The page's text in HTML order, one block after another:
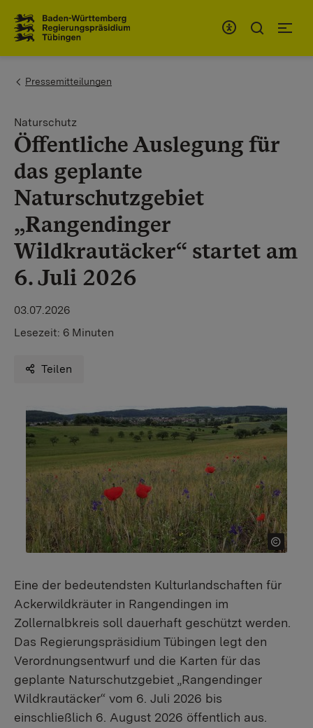
You are here:
Pressemitteilungen
Naturschutz
Öffentliche Auslegung für
das geplante
Naturschutzgebiet
„Rangendinger
Wildkrautäcker“ startet am
6. Juli 2026
03.07.2026
Lesezeit: 6 Minuten
Teilen
Eine der bedeutendsten Kulturlandschaften für
Ackerwildkräuter in Rangendingen im
Zollernalbkreis soll dauerhaft geschützt werden.
Das Regierungspräsidium Tübingen legt den
Verordnungsentwurf und die Karten für das
geplante Naturschutzgebiet „Rangendinger
Wildkrautäcker“ vom 6. Juli 2026 bis
einschließlich 6. August 2026 öffentlich aus.